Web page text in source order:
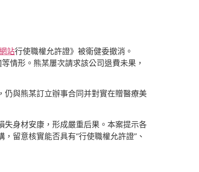
站行使職權允許證》被衛健委撤消。
情形。熊某屢次請求該公司退費未果，
仍與熊某訂立辦事合同并對實在贈醫療美
身材安康，形成嚴重后果。本案提示各
留意核實能否具有“行使職權允許證”、